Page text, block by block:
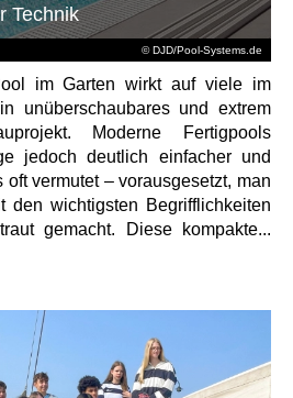
© DJD/Pool-Systems.de
Technik
im Garten wirkt auf viele im
unüberschaubares und extrem
Moderne Fertigpools
jedoch deutlich einfacher und
vermutet – vorausgesetzt, man
den wichtigsten Begrifflichkeiten
gemacht. Diese kompakte...